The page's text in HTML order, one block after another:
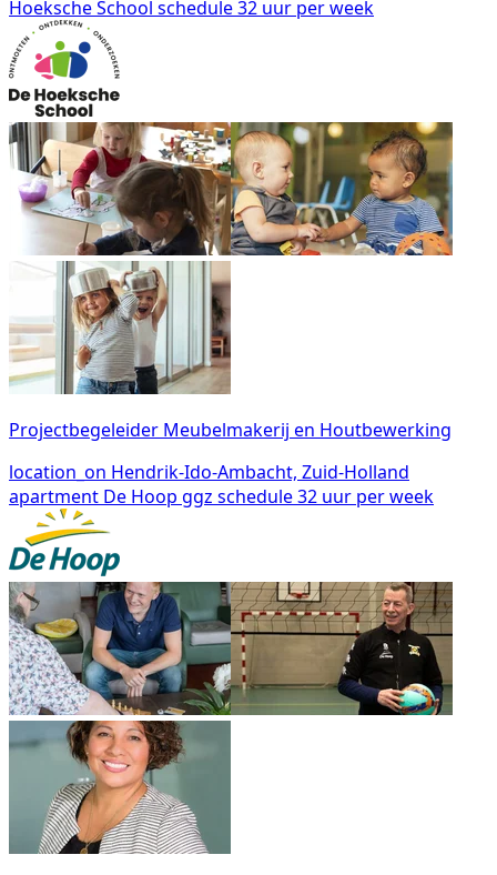
Hoeksche School schedule32 uur per week
Projectbegeleider Meubelmakerij en Houtbewerking
location_on Hendrik-Ido-Ambacht, Zuid-Holland
apartment De Hoop ggz schedule32 uur per week